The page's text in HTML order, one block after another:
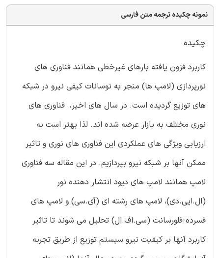
نمونه چکیده ترجمه متن فارسی
چکیده
کاربرد فزون یافته بارهای غیرخطی همانند فناوری های
نورپردازی (لامپ ها) منجر به نوسانات کیفی نیرو در شبکه
های توزیع گردیده است. در سال های اخیر، فناوری های
نوری مختلف به بازار عرضه شده اند. لذا بهتر است به
ارزیابی ویژگی های عملکردی این فناوری های نوری و تاثیر
ممکن آنها بر شبکه نیرو بپردازیم. در این مقاله سه فناوری
لامپ همانند لامپ های دیود انتشار دهنده نور
(ال.ایی.دی)، لامپ های رشته ای (آی.سی) و لامپ های
فسرده-فلورسانت (سی.اف.ال) تحلیل می شوند تا تاثیر
کاربرد آنها بر کیفیت نیرو سیستم توزیع از طریق تجربه